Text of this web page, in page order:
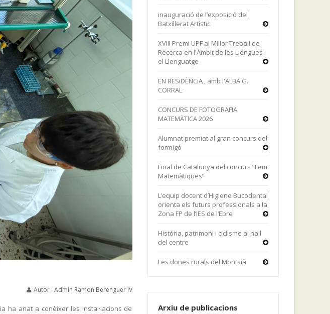
Autor : Admin Ramon Berenguer IV
ha anat a conèixer les instal·lacions de
inauguració de l’exposició del
Batxillerat Artístic
XVIII Premi UPF al Millor Treball de
Recerca en l'Àmbit de les Llengües i
el Llenguatge
EN RESiDÈNCiA , amb l'ALBA G.
CORRAL
CONCURS DE FOTOGRAFIA
MATEMÀTICA 2026
Alumnat premiat al gran concurs del
formigó
Final de Catalunya del concurs “Fem
Matemàtiques”
L’equip docent d’Higiene Bucodental
orienta els futurs professionals a la
Zona FP de l’IES de l’Ebre
Història, patrimoni i ciclisme al hall
del centre
Les dones rurals del Montsià
Arxiu de publicacions